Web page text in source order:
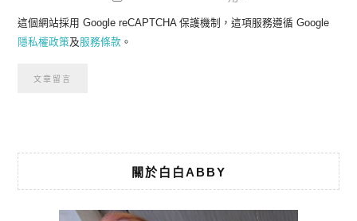
這個網站採用 Google reCAPTCHA 保護機制，這項服務遵循 Google
隱私權政策及服務條款 。
關於白白ABBY